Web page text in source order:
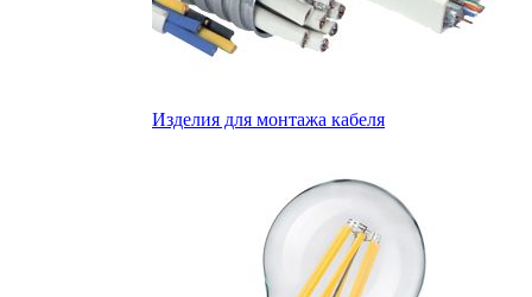
Изделия для монтажа кабеля